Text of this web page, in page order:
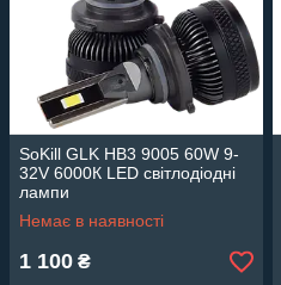
SoKill GLK HB3 9005 60W 9-
32V 6000К LED світлодіодні
лампи
Немає в наявності
1 100 ₴